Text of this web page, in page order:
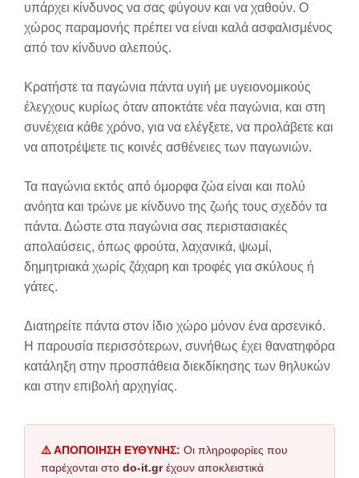
υπάρχει κίνδυνος να σας φύγουν και να χαθούν. Ο
χώρος παραμονής πρέπει να είναι καλά ασφαλισμένος
από τον κίνδυνο αλεπούς.
Κρατήστε τα παγώνια πάντα υγιή με υγειονομικούς
έλεγχους κυρίως όταν αποκτάτε νέα παγώνια, και στη
συνέχεια κάθε χρόνο, για να ελέγξετε, να προλάβετε και
να αποτρέψετε τις κοινές ασθένειες των παγωνιών.
Τα παγώνια εκτός από όμορφα ζώα είναι και πολύ
ανόητα και τρώνε με κίνδυνο της ζωής τους σχεδόν τα
πάντα. Δώστε στα παγώνια σας περιστασιακές
απολαύσεις, όπως φρούτα, λαχανικά, ψωμί,
δημητριακά χωρίς ζάχαρη και τροφές για σκύλους ή
γάτες.
Διατηρείτε πάντα στον ίδιο χώρο μόνον ένα αρσενικό.
Η παρουσία περισσότερων, συνήθως έχει θανατηφόρα
κατάληξη στην προσπάθεια διεκδίκησης των θηλυκών
και στην επιβολή αρχηγίας.
⚠️ ΑΠΟΠΟΙΗΣΗ ΕΥΘΥΝΗΣ: Οι πληροφορίες που
παρέχονται στο do-it.grέχουν αποκλειστικά